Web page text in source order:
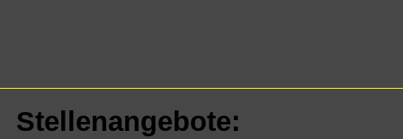
Stellenangebote: